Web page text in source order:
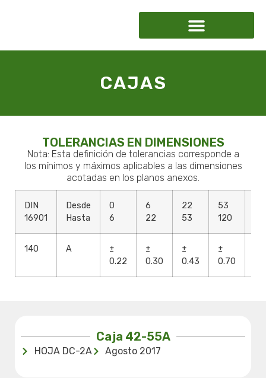
CAJAS
TOLERANCIAS EN DIMENSIONES
Nota: Esta definición de tolerancias corresponde a
los mínimos y máximos aplicables a las dimensiones
acotadas en los planos anexos.
DIN
16901
Desde
Hasta
0
6
6
22
22
53
53
120
140 A
±
0.22
±
0.30
±
0.43
±
0.70
Caja 42-55A
HOJA DC-2A Agosto 2017